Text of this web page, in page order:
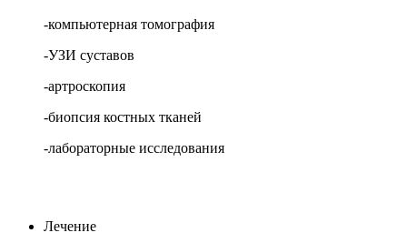
-компьютерная томография
-УЗИ суставов
-артроскопия
-биопсия костных тканей
-лабораторные исследования
Лечение